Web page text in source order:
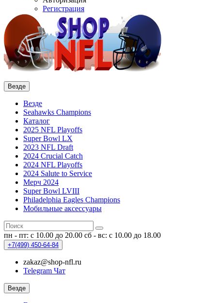
Регистрация
Везде
Везде
Seahawks Champions
Каталог
2025 NFL Playoffs
Super Bowl LX
2023 NFL Draft
2024 Crucial Catch
2024 NFL Playoffs
2024 Salute to Service
Мерч 2024
Super Bowl LVIII
Philadelphia Eagles Champions
Мобильные аксессуары
пн - пт: с 10.00 до 20.00 сб - вс: с 10.00 до 18.00
+7(499) 450-64-84
zakaz@shop-nfl.ru
Telegram Чат
Везде